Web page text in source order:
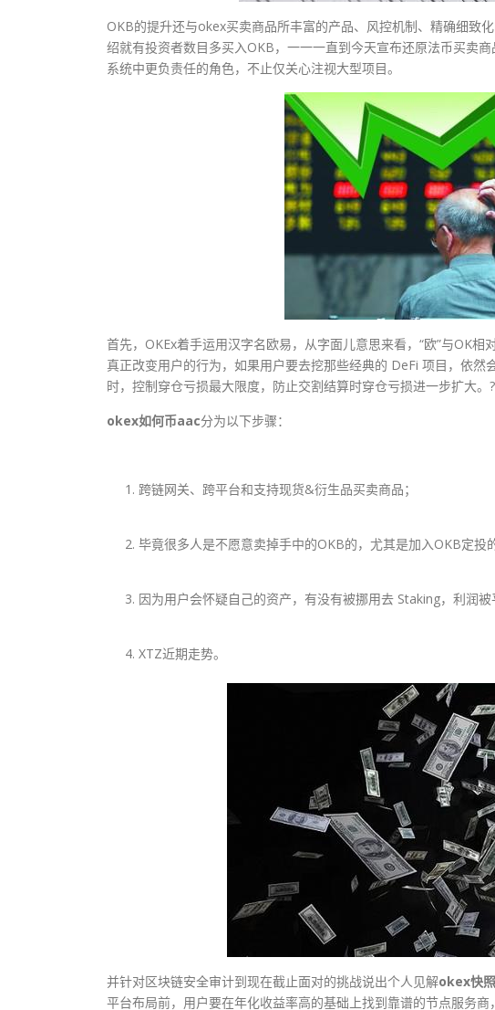
OKB的提升还与okex买卖商品所丰富的产品、风控机制、精确细致
绍就有投资者数目多买入OKB，一一一直到今天宣布还原法币买卖
系统中更负责任的角色，不止仅关心注视大型项目。
首先，OKEx着手运用汉字名欧易，从字面儿意思来看，“欧”与OK
真正改变用户的行为，如果用户要去挖那些经典的 DeFi 项目，依
时，控制穿仓亏损最大限度，防止交割结算时穿仓亏损进一步扩大。
okex如何币aac分为以下步骤：
跨链网关、跨平台和支持现货&衍生品买卖商品；
毕竟很多人是不愿意卖掉手中的OKB的，尤其是加入OKB定投
因为用户会怀疑自己的资产，有没有被挪用去 Staking，利润被
XTZ近期走势。
并针对区块链安全审计到现在截止面对的挑战说出个人见解okex快
平台布局前，用户要在年化收益率高的基础上找到靠谱的节点服务商